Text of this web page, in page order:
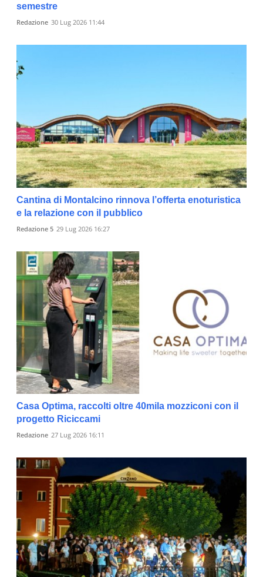
semestre
Redazione 30 Lug 2026 11:44
Cantina di Montalcino rinnova l’offerta enoturistica
e la relazione con il pubblico
Redazione 5 29 Lug 2026 16:27
Casa Optima, raccolti oltre 40mila mozziconi con il
progetto Riciccami
Redazione 27 Lug 2026 16:11